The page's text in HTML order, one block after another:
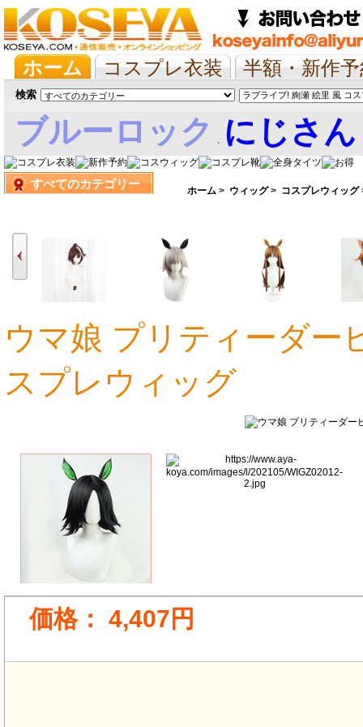
ホーム コスプレ衣装
半額・新作
抱き枕/布団/シーツ
ツイステ ウマ
検索
ブルーロック , にじさ
娘すべてのカテゴリー ホーム > ウィッグ> コスプレウィッグ
8,088円 4,407円 5,037円
ウマ娘 プリティーダー
スプレウィッグ
価格： 4,407円